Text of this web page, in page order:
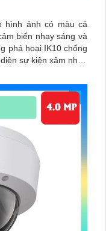
hình ảnh có màu cả
biến nhạy sáng và
phá hoại IK10 chống
sự kiện xâm nhập